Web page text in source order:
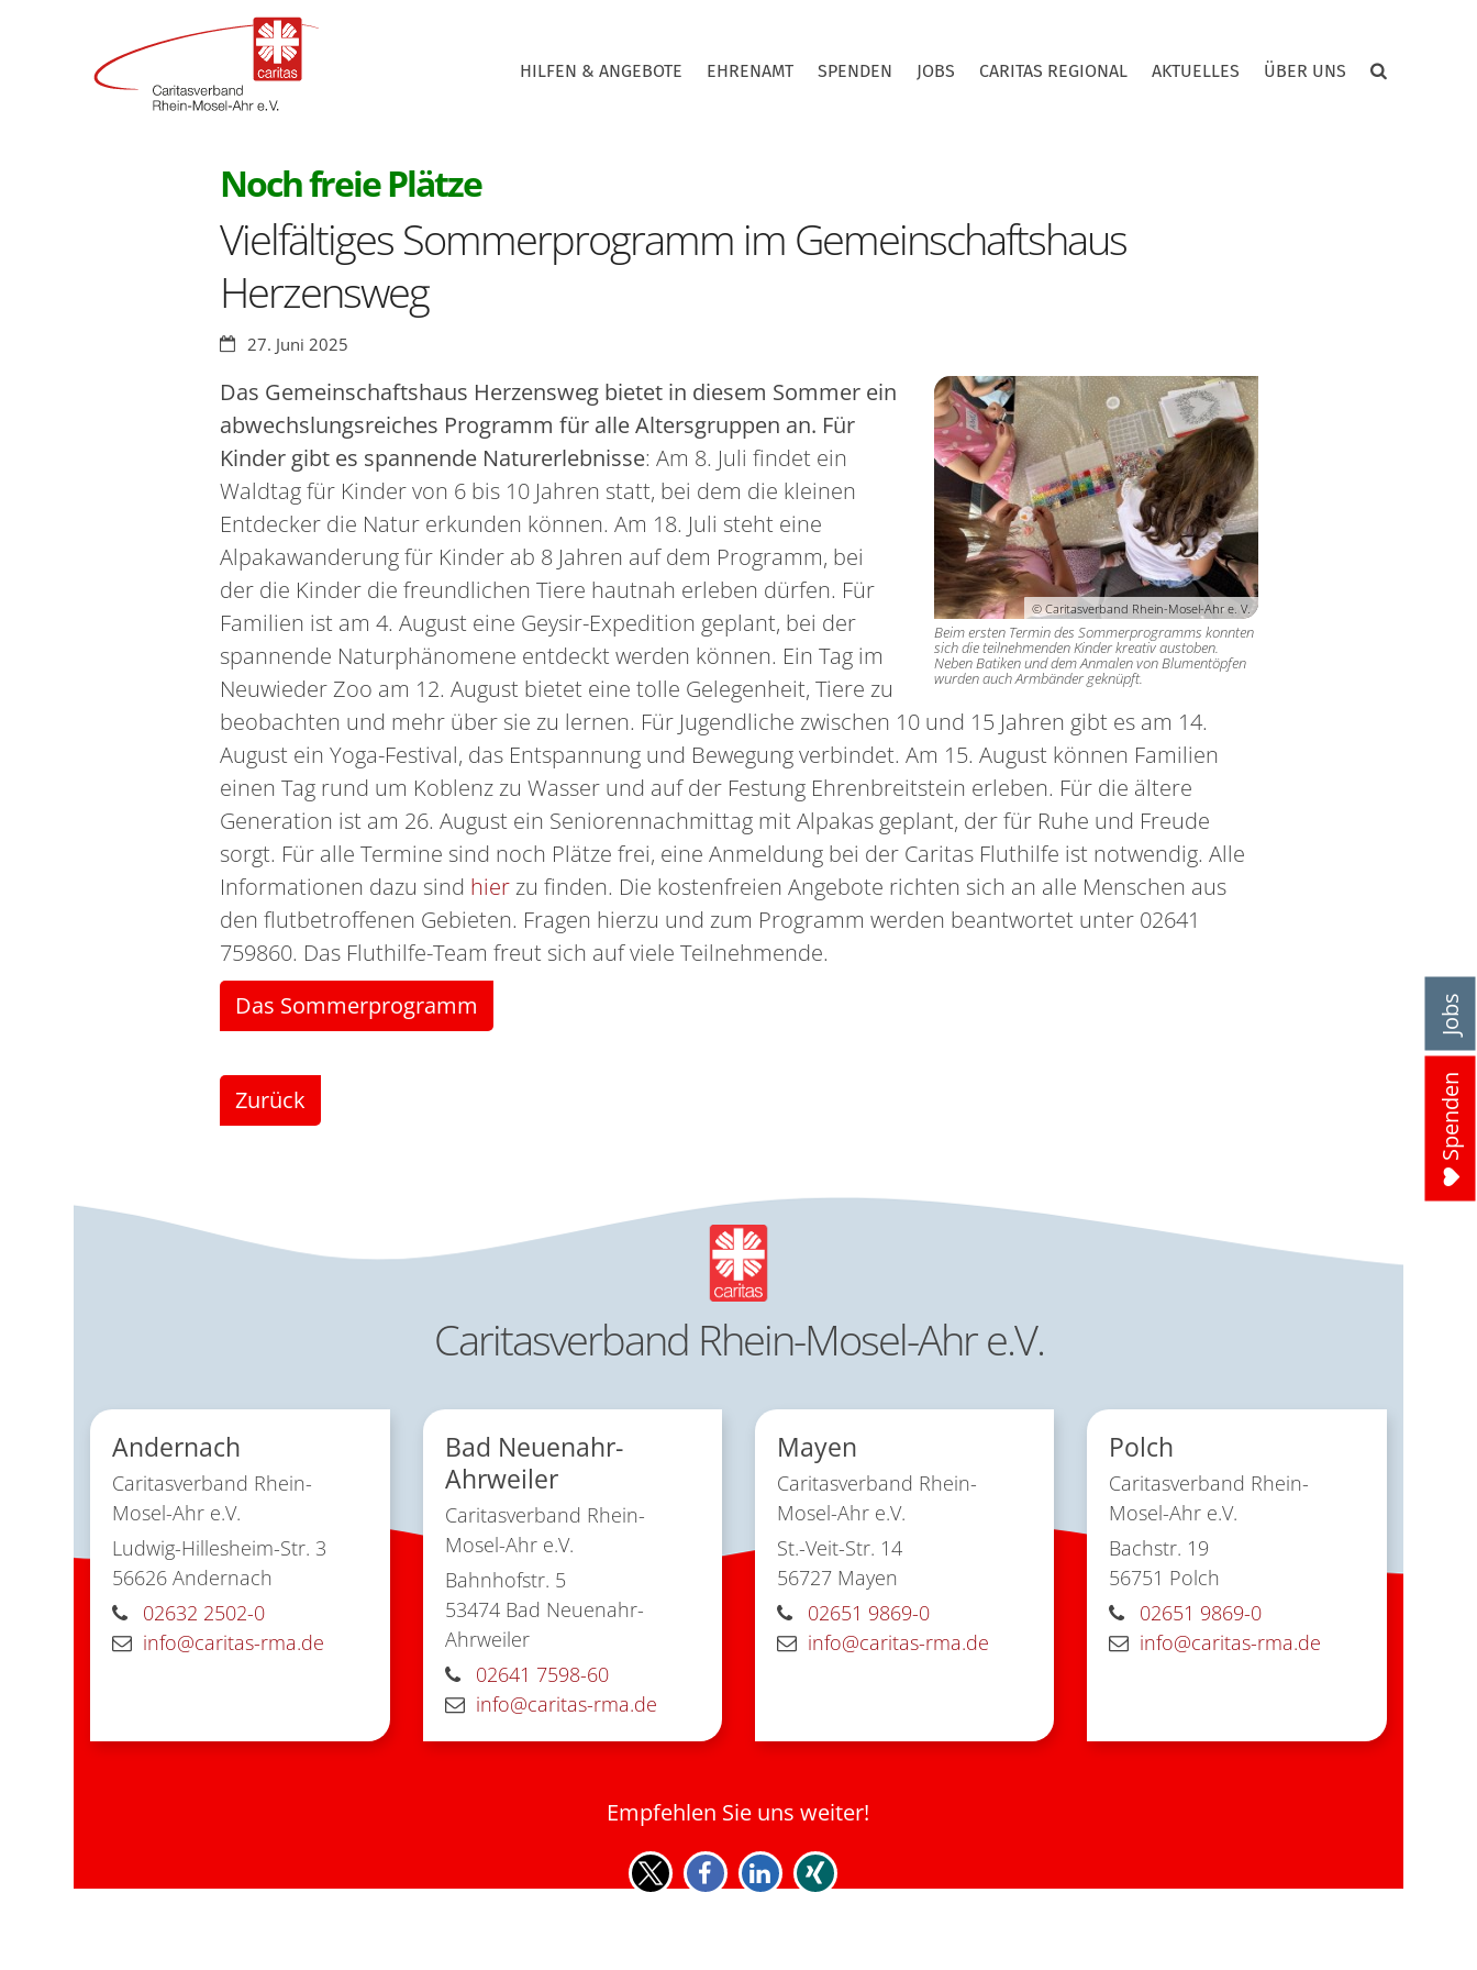
HILFEN & ANGEBOTE EHRENAMT SPENDEN JOBS CARITAS REGIONAL AKTUELLES ÜBER UNS
Noch freie Plätze:
Vielfältiges Sommerprogramm im Gemeinschaftshaus
Herzensweg
Datum:27. Juni 2025
© Caritasverband Rhein-Mosel-Ahr e. V.
Beim ersten Termin des Sommerprogramms konnten
sich die teilnehmenden Kinder kreativ austoben.
Neben Batiken und dem Anmalen von Blumentöpfen
wurden auch Armbänder geknüpft.
Das Gemeinschaftshaus Herzensweg bietet in diesem Sommer ein
abwechslungsreiches Programm für alle Altersgruppen an. Für
Kinder gibt es spannende Naturerlebnisse: Am 8. Juli findet ein
Waldtag für Kinder von 6 bis 10 Jahren statt, bei dem die kleinen
Entdecker die Natur erkunden können. Am 18. Juli steht eine
Alpakawanderung für Kinder ab 8 Jahren auf dem Programm, bei
der die Kinder die freundlichen Tiere hautnah erleben dürfen. Für
Familien ist am 4. August eine Geysir-Expedition geplant, bei der
spannende Naturphänomene entdeckt werden können. Ein Tag im
Neuwieder Zoo am 12. August bietet eine tolle Gelegenheit, Tiere zu
beobachten und mehr über sie zu lernen. Für Jugendliche zwischen 10 und 15 Jahren gibt es am 14.
August ein Yoga-Festival, das Entspannung und Bewegung verbindet. Am 15. August können Familien
einen Tag rund um Koblenz zu Wasser und auf der Festung Ehrenbreitstein erleben. Für die ältere
Generation ist am 26. August ein Seniorennachmittag mit Alpakas geplant, der für Ruhe und Freude
sorgt. Für alle Termine sind noch Plätze frei, eine Anmeldung bei der Caritas Fluthilfe ist notwendig. Alle
Informationen dazu sind hierzu finden. Die kostenfreien Angebote richten sich an alle Menschen aus
den flutbetroffenen Gebieten. Fragen hierzu und zum Programm werden beantwortet unter 02641
759860. Das Fluthilfe-Team freut sich auf viele Teilnehmende.
Das Sommerprogramm
Zurück Spenden
Jobs
Caritasverband Rhein-Mosel-Ahr e.V.
Andernach
Caritasverband Rhein-
Mosel-Ahr e.V.
Ludwig-Hillesheim-Str. 3
56626 Andernach
02632 2502-0
info@caritas-rma.de
Bad Neuenahr-
Ahrweiler
Caritasverband Rhein-
Mosel-Ahr e.V.
Bahnhofstr. 5
53474 Bad Neuenahr-
Ahrweiler
02641 7598-60
info@caritas-rma.de
Mayen
Caritasverband Rhein-
Mosel-Ahr e.V.
St.-Veit-Str. 14
56727 Mayen
02651 9869-0
info@caritas-rma.de
Polch
Caritasverband Rhein-
Mosel-Ahr e.V.
Bachstr. 19
56751 Polch
02651 9869-0
info@caritas-rma.de
Empfehlen Sie uns weiter!